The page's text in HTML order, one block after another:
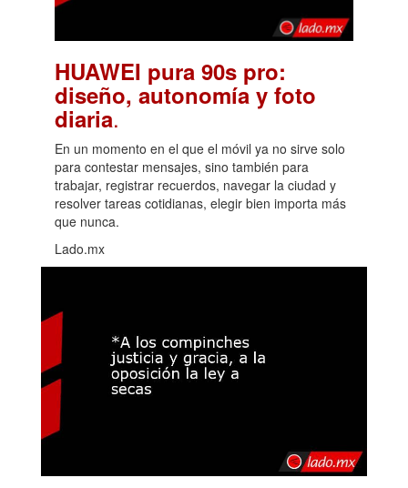
HUAWEI pura 90s pro:
diseño, autonomía y foto
diaria.
En un momento en el que el móvil ya no sirve solo
para contestar mensajes, sino también para
trabajar, registrar recuerdos, navegar la ciudad y
resolver tareas cotidianas, elegir bien importa más
que nunca.
Lado.mx